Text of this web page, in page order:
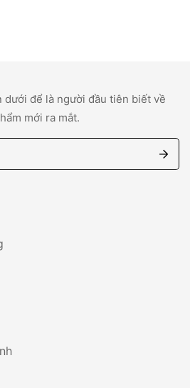
dưới để là người đầu tiên biết về
mới ra mắt.